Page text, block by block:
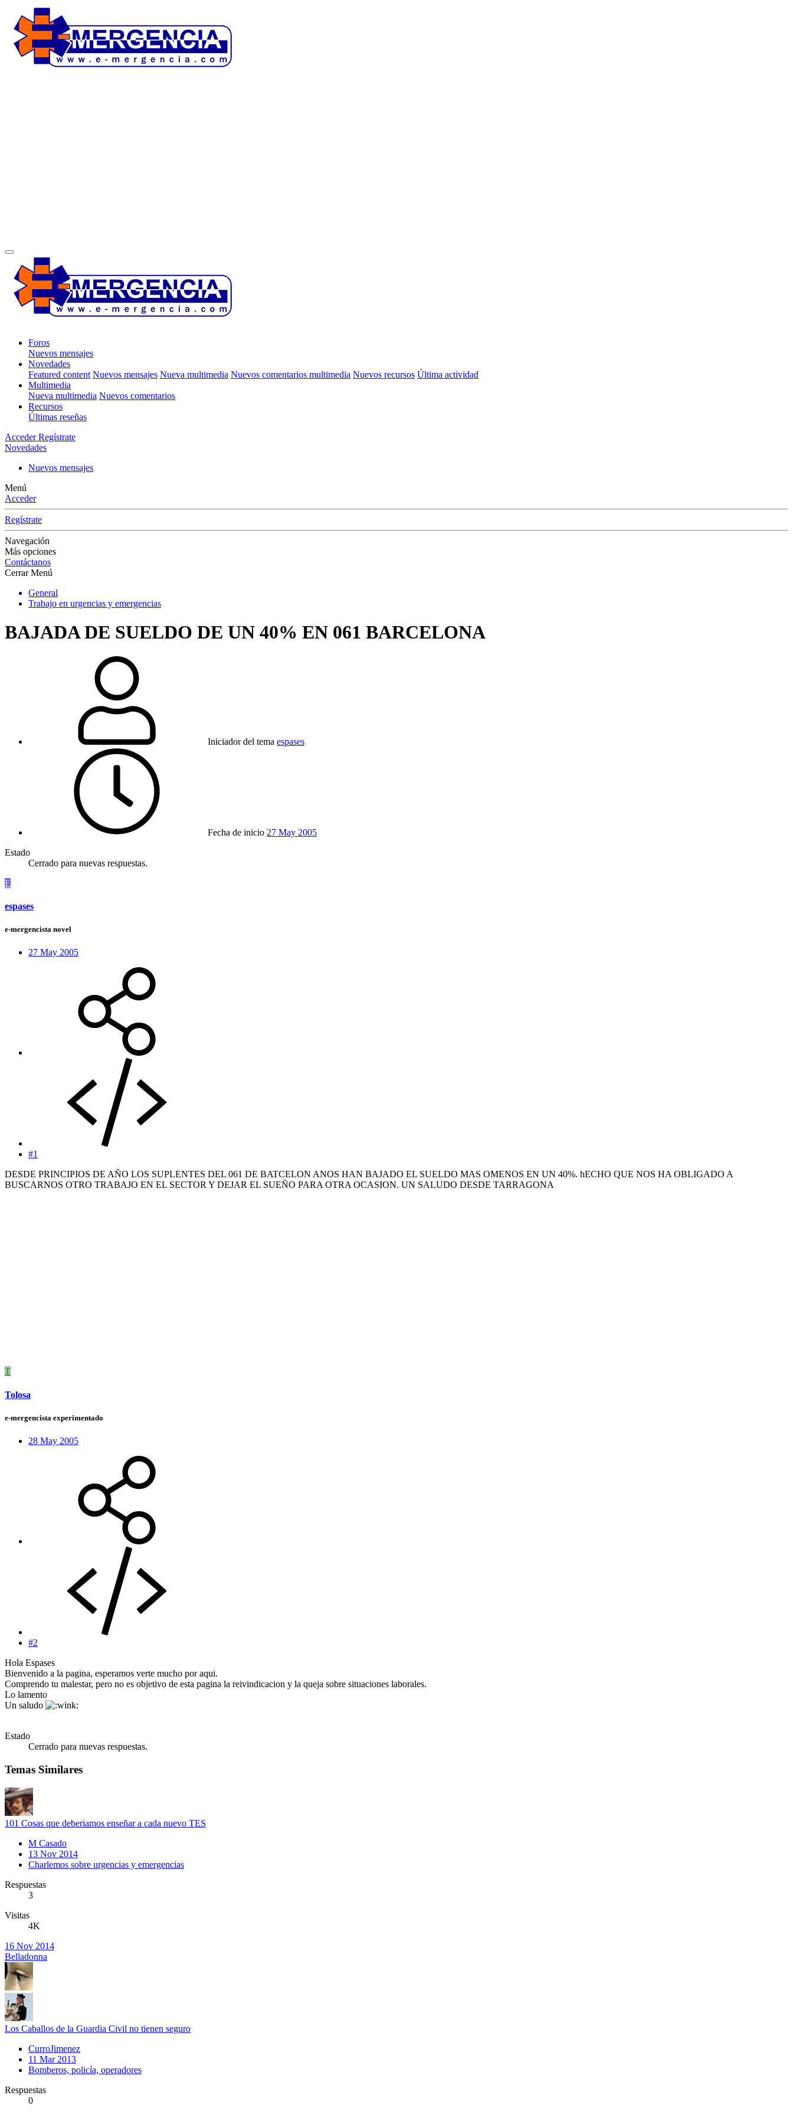
Foros
Nuevos mensajes
Novedades
Featured content Nuevos mensajes Nueva multimedia Nuevos comentarios multimedia Nuevos recursos Última actividad
Multimedia
Nueva multimedia Nuevos comentarios
Recursos
Últimas reseñas
Acceder Regístrate
Novedades
Nuevos mensajes
Menú
Acceder
Regístrate
Navegación
Más opciones
Contáctanos
Cerrar Menú
General
Trabajo en urgencias y emergencias
BAJADA DE SUELDO DE UN 40% EN 061 BARCELONA
Iniciador del tema espases
Fecha de inicio 27 May 2005
Estado
Cerrado para nuevas respuestas.
E
espases
e-mergencista novel
27 May 2005
#1
DESDE PRINCIPIOS DE AÑO LOS SUPLENTES DEL 061 DE BATCELON ANOS HAN BAJADO EL SUELDO MAS OMENOS EN UN 40%. hECHO QUE NOS HA OBLIGADO A
BUSCARNOS OTRO TRABAJO EN EL SECTOR Y DEJAR EL SUEÑO PARA OTRA OCASION. UN SALUDO DESDE TARRAGONA
T
Tolosa
e-mergencista experimentado
28 May 2005
#2
Hola Espases
Bienvenido a la pagina, esperamos verte mucho por aqui.
Comprendo tu malestar, pero no es objetivo de esta pagina la reivindicacion y la queja sobre situaciones laborales.
Lo lamento
Un saludo
Estado
Cerrado para nuevas respuestas.
Temas Similares
101 Cosas que deberiamos enseñar a cada nuevo TES
M Casado
13 Nov 2014
Charlemos sobre urgencias y emergencias
Respuestas
3
Visitas
4K
16 Nov 2014
Belladonna
Los Caballos de la Guardia Civil no tienen seguro
CurroJimenez
11 Mar 2013
Bomberos, policía, operadores
Respuestas
0